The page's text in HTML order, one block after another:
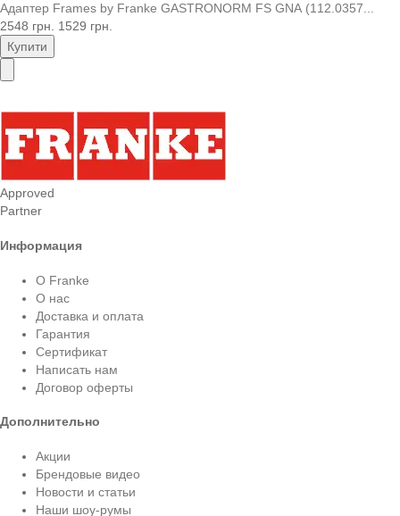
Адаптер Frames by Franke GASTRONORM FS GNA (112.0357...
2548 грн. 1529 грн.
Купити
Approved
Partner
Информация
О Franke
О нас
Доставка и оплата
Гарантия
Сертификат
Написать нам
Договор оферты
Дополнительно
Акции
Брендовые видео
Новости и статьи
Наши шоу-румы